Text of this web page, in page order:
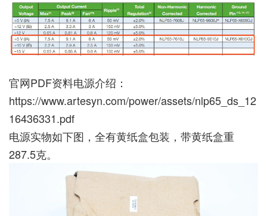
官网PDF资料电源介绍：
https://www.artesyn.com/power/assets/nlp65_ds_12
16436331.pdf
电源实物如下图，全有黄纸盒包装，带黄纸盒重
287.5克。